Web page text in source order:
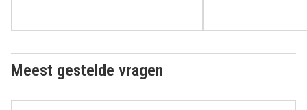
Meest gestelde vragen